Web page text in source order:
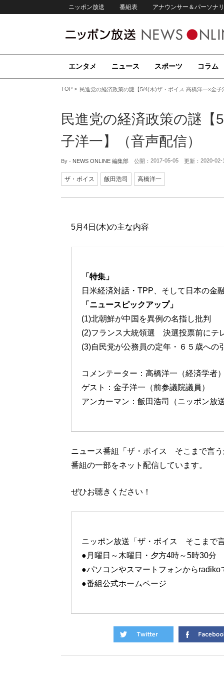
ニッポン放送 番組表 アナウンサー＆パーソナ
エンタメ ニュース スポーツ コラム
TOP 民進党の経済政策の謎【5/4(木)ザ・ボイス 高橋洋一×金
民進党の経済政策の謎
子洋一】（音声配信）
By - NEWS ONLINE 編集部 公開： 2017-05-05 更新： 2020-02-
ザ・ボイス 飯田浩司 高橋洋一
5月4日(木)の主な内容
「特集」
日米経済対話・TPP、そして日本の金
「ニュースピックアップ」
(1)北朝鮮が中国を異例の名指し批判
(2)フランス大統領選 決選投票前にテ
(3)自民党が公務員の定年・６５歳への
コメンテーター：高橋洋一（経済学者
ゲスト：金子洋一（前参議院議員）
アンカーマン：飯田浩司（ニッポン放
ニュース番組「ザ・ボイス そこまで言
番組の一部をネット配信しています。
ぜひお聴きください！
ニッポン放送「ザ・ボイス そこまで
●月曜日～木曜日・夕方4時～5時30分
●パソコンやスマートフォンからradiko
●番組公式ホームページ